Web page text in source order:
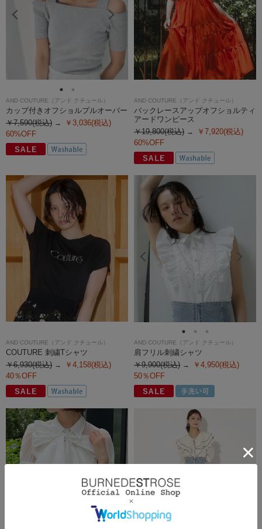
AND COUTURE（アンド クチュール）
カップ付きオフショルプルオーバー
￥7,590(税込)
￥3,036(税込)
60%OFF
AND COUTURE（アンド クチュール）
バックレースアップオフショルティ
アードワンピース
￥19,800(税込)
￥7,920(税込)
60%OFF
AND COUTURE（アンド クチュール）
COUTURE 刺繍Tシャツ
￥6,930(税込)
￥4,158(税込)
40％OFF
AND COUTURE（アンド クチュール）
肩フリル刺繍シャツ
￥9,900(税込)
￥4,950(税込)
50％OFF